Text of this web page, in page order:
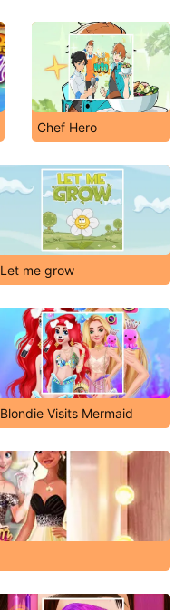
Chef Hero
Let me grow
Blondie Visits Mermaid